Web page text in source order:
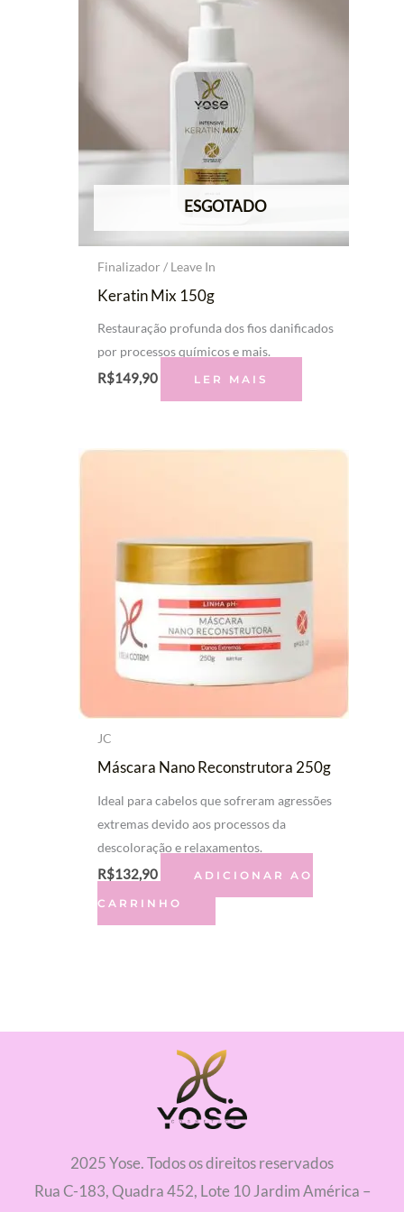
ESGOTADO
Finalizador / Leave In
Keratin Mix 150g
Restauração profunda dos fios danificados
por processos químicos e mais.
R$149,90 LER MAIS
JC
Máscara Nano Reconstrutora 250g
Ideal para cabelos que sofreram agressões
extremas devido aos processos da
descoloração e relaxamentos.
R$132,90 ADICIONAR AO
CARRINHO
2025 Yose. Todos os direitos reservados
Rua C-183, Quadra 452, Lote 10 Jardim América –